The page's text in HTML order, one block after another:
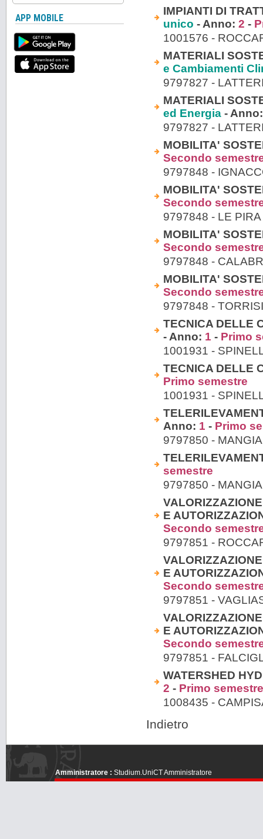
IMPIANTI DI
unico - Anno: 2 -
1001576 -
MATERIALI
e Cambiamenti
9797827 -
MATERIALI
ed Energia -
9797827 -
MOBILITA'
Secondo
9797848 -
MOBILITA'
Secondo
9797848 - LE
MOBILITA'
Secondo
9797848 -
MOBILITA'
Secondo
9797848 -
TECNICA DELLE
- Anno: 1 - Primo
1001931 -
TECNICA DELLE
Primo semestre
1001931 -
Anno: 1 - Primo
9797850 -
semestre
9797850 -
E
Secondo
9797851 -
E
Secondo
9797851 -
E
Secondo
9797851 -
WATERSHED
2 - Primo semestre
1008435 -
Indietro
APP MOBILE
Amministratore : Studium.UniCT Amministratore